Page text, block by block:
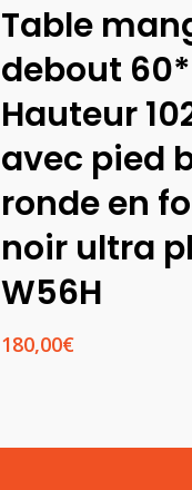
Panier
Table
debout
Hauteur
avec pied
ronde en
noir ultra
W56H
180,00€